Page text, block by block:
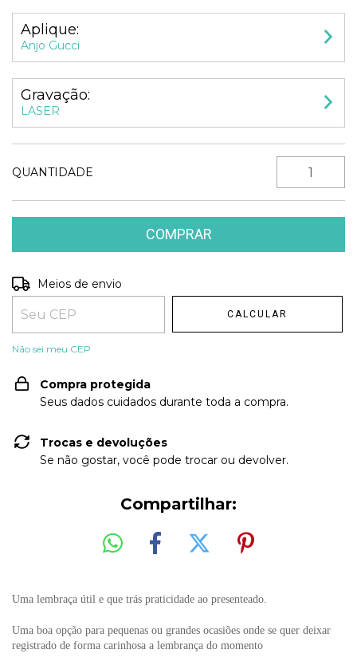
Aplique:
Anjo Gucci
Gravação:
LASER
QUANTIDADE
Entregas para o CEP:
Meios de envio
CALCULAR
Não sei meu CEP
Compra protegida
Seus dados cuidados durante toda a compra.
Trocas e devoluções
Se não gostar, você pode trocar ou devolver.
Compartilhar:
Uma lembraça útil e que trás praticidade ao presenteado.
Uma boa opção para pequenas ou grandes ocasiões onde se quer deixar
registrado de forma carinhosa a lembrança do momento